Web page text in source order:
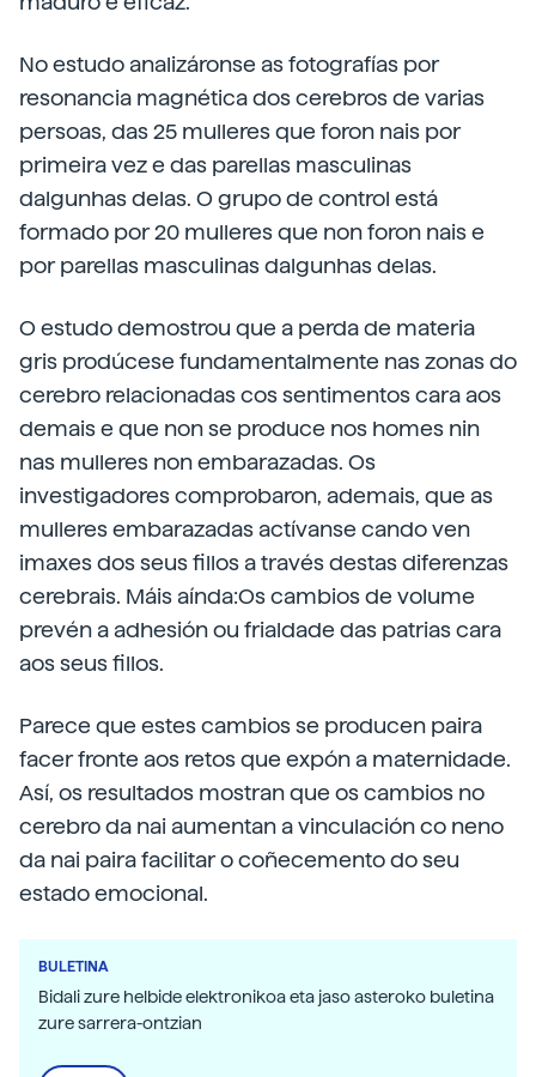
No estudo analizáronse as fotografías por
resonancia magnética dos cerebros de varias
persoas, das 25 mulleres que foron nais por
primeira vez e das parellas masculinas
dalgunhas delas. O grupo de control está
formado por 20 mulleres que non foron nais e
por parellas masculinas dalgunhas delas.
O estudo demostrou que a perda de materia
gris prodúcese fundamentalmente nas zonas do
cerebro relacionadas cos sentimentos cara aos
demais e que non se produce nos homes nin
nas mulleres non embarazadas. Os
investigadores comprobaron, ademais, que as
mulleres embarazadas actívanse cando ven
imaxes dos seus fillos a través destas diferenzas
cerebrais. Máis aínda:Os cambios de volume
prevén a adhesión ou frialdade das patrias cara
aos seus fillos.
Parece que estes cambios se producen paira
facer fronte aos retos que expón a maternidade.
Así, os resultados mostran que os cambios no
cerebro da nai aumentan a vinculación co neno
da nai paira facilitar o coñecemento do seu
estado emocional.
BULETINA
Bidali zure helbide elektronikoa eta jaso asteroko buletina
zure sarrera-ontzian